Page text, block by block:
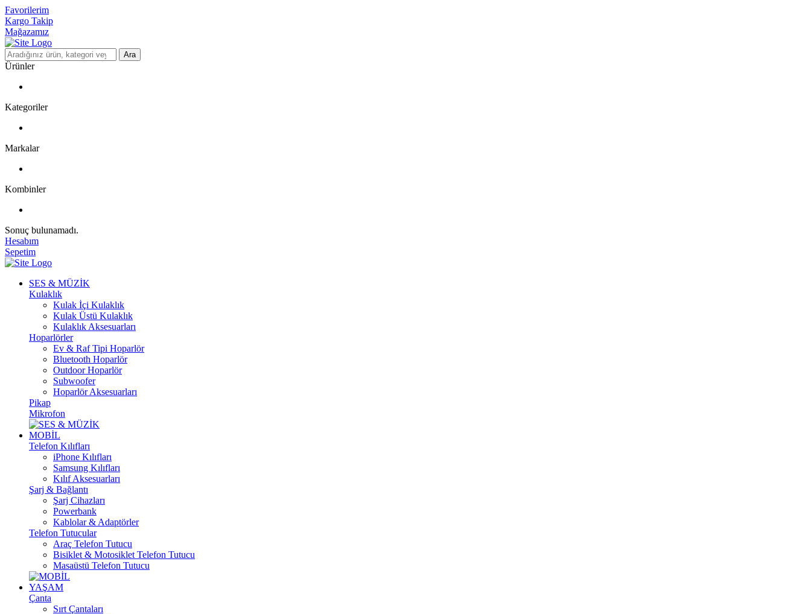
Favorilerim
Kargo Takip
Mağazamız
Ara
Ürünler
Kategoriler
Markalar
Kombinler
Sonuç bulunamadı.
Hesabım
Sepetim
SES & MÜZİK
Kulaklık
Kulak İçi Kulaklık
Kulak Üstü Kulaklık
Kulaklık Aksesuarları
Hoparlörler
Ev & Raf Tipi Hoparlör
Bluetooth Hoparlör
Outdoor Hoparlör
Subwoofer
Hoparlör Aksesuarları
Pikap
Mikrofon
MOBİL
Telefon Kılıfları
iPhone Kılıfları
Samsung Kılıfları
Kılıf Aksesuarları
Şarj & Bağlantı
Şarj Cihazları
Powerbank
Kablolar & Adaptörler
Telefon Tutucular
Araç Telefon Tutucu
Bisiklet & Motosiklet Telefon Tutucu
Masaüstü Telefon Tutucu
YAŞAM
Çanta
Sırt Çantaları